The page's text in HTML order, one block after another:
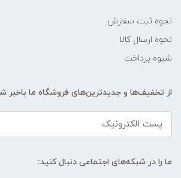
نحوه ثبت سفارش
نحوه ارسال کالا
شیوه پرداخت
از تخفیف‌ها و جدیدترین‌های فروشگاه ما باخبر
ما را در شبکه‌های اجتماعی دنبال کنید: